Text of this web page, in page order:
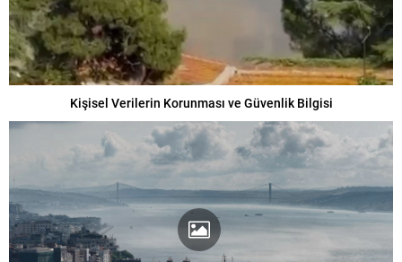
Kişisel Verilerin Korunması ve Güvenlik Bilgisi